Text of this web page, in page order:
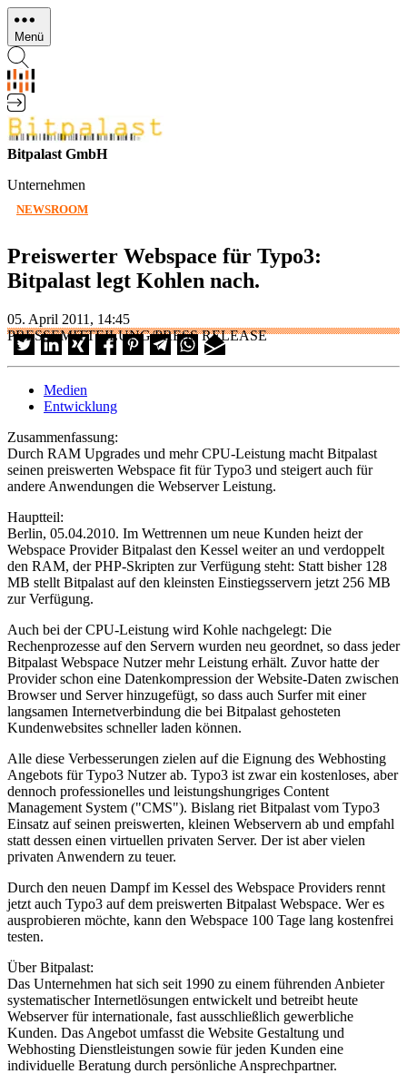
Direkt
zum
Inhalt
Menü
Bitpalast GmbH
Unternehmen
NEWSROOM
Preiswerter Webspace für Typo3:
Bitpalast legt Kohlen nach.
05. April 2011, 14:45
PRESSEMITTEILUNG/PRESS RELEASE
Medien
Entwicklung
Zusammenfassung:
Durch RAM Upgrades und mehr CPU-Leistung macht Bitpalast
seinen preiswerten Webspace fit für Typo3 und steigert auch für
andere Anwendungen die Webserver Leistung.
Hauptteil:
Berlin, 05.04.2010. Im Wettrennen um neue Kunden heizt der
Webspace Provider Bitpalast den Kessel weiter an und verdoppelt
den RAM, der PHP-Skripten zur Verfügung steht: Statt bisher 128
MB stellt Bitpalast auf den kleinsten Einstiegsservern jetzt 256 MB
zur Verfügung.
Auch bei der CPU-Leistung wird Kohle nachgelegt: Die
Rechenprozesse auf den Servern wurden neu geordnet, so dass jeder
Bitpalast Webspace Nutzer mehr Leistung erhält. Zuvor hatte der
Provider schon eine Datenkompression der Website-Daten zwischen
Browser und Server hinzugefügt, so dass auch Surfer mit einer
langsamen Internetverbindung die bei Bitpalast gehosteten
Kundenwebsites schneller laden können.
Alle diese Verbesserungen zielen auf die Eignung des Webhosting
Angebots für Typo3 Nutzer ab. Typo3 ist zwar ein kostenloses, aber
dennoch professionelles und leistungshungriges Content
Management System ("CMS"). Bislang riet Bitpalast vom Typo3
Einsatz auf seinen preiswerten, kleinen Webservern ab und empfahl
statt dessen einen virtuellen privaten Server. Der ist aber vielen
privaten Anwendern zu teuer.
Durch den neuen Dampf im Kessel des Webspace Providers rennt
jetzt auch Typo3 auf dem preiswerten Bitpalast Webspace. Wer es
ausprobieren möchte, kann den Webspace 100 Tage lang kostenfrei
testen.
Über Bitpalast:
Das Unternehmen hat sich seit 1990 zu einem führenden Anbieter
systematischer Internetlösungen entwickelt und betreibt heute
Webserver für internationale, fast ausschließlich gewerbliche
Kunden. Das Angebot umfasst die Website Gestaltung und
Webhosting Dienstleistungen sowie für jeden Kunden eine
individuelle Beratung durch persönliche Ansprechpartner.